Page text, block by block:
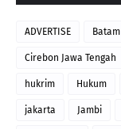
ADVERTISE Batam
Cirebon Jawa Tengah
hukrim Hukum
jakarta Jambi